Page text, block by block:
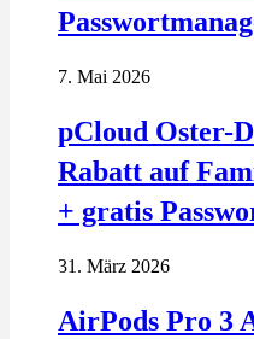
7. Mai 2026
pCloud Oster-
Rabatt auf
+ gratis
31. März 2026
AirPods Pro 3